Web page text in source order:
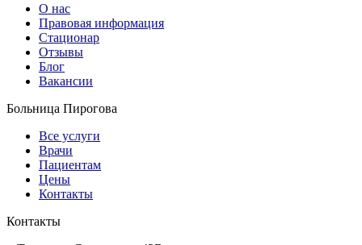
О нас
Правовая информация
Стационар
Отзывы
Блог
Вакансии
Больница Пирогова
Все услуги
Врачи
Пациентам
Цены
Контакты
Контакты